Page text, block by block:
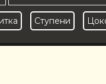
Ступени